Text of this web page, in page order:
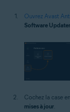
Ouvrez Avast
Software Updater
Cochez la case
mises à jour.